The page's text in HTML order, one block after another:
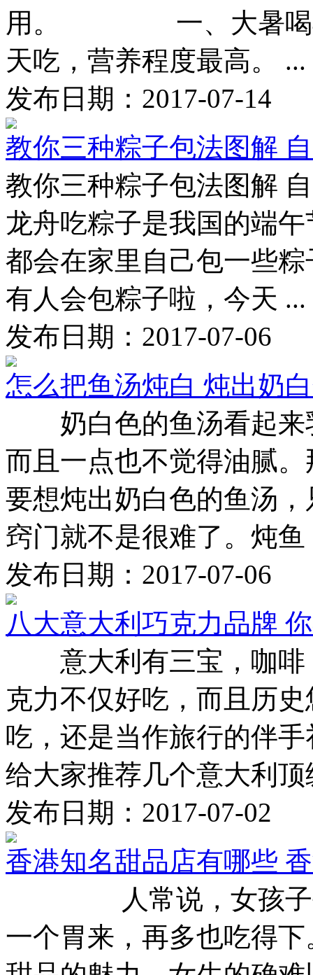
用。 一、大暑喝
天吃，营养程度最高。 ...
发布日期：2017-07-14
教你三种粽子包法图解
教你三种粽子包法图
龙舟吃粽子是我国的端
都会在家里自己包一些
有人会包粽子啦，今天 ...
发布日期：2017-07-06
怎么把鱼汤炖白 炖出奶
奶白色的鱼汤看起来
而且一点也不觉得油腻
要想炖出奶白色的鱼汤
窍门就不是很难了。炖
发布日期：2017-07-06
八大意大利巧克力品牌
意大利有三宝，咖啡
克力不仅好吃，而且历
吃，还是当作旅行的伴
给大家推荐几个意大利
发布日期：2017-07-02
香港知名甜品店有哪些
人常说，女孩子每
一个胃来，再多也吃得